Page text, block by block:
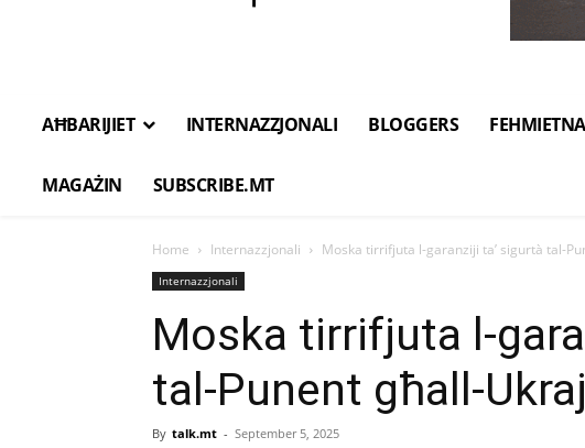
AĦBARIJIET INTERNAZZJONALI BLOGGERS FEHMIETNA
MAGAŻIN SUBSCRIBE.MT
Home Internazzjonali Moska tirrifjuta l-garanziji ta’ sigurtà tal-
Internazzjonali
Moska tirrifjuta l-
tal-Punent għall-
By talk.mt - September 5, 2025